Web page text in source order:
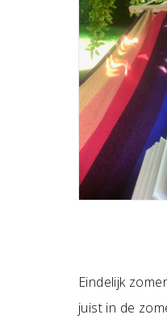
Eindelijk
juist in de